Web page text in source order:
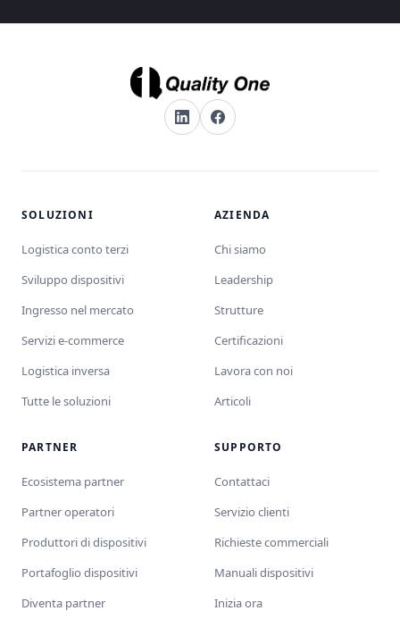
SOLUZIONI
Logistica conto terzi
Sviluppo dispositivi
Ingresso nel mercato
Servizi e-commerce
Logistica inversa
Tutte le soluzioni
AZIENDA
Chi siamo
Leadership
Strutture
Certificazioni
Lavora con noi
Articoli
PARTNER
Ecosistema partner
Partner operatori
Produttori di dispositivi
Portafoglio dispositivi
Diventa partner
SUPPORTO
Contattaci
Servizio clienti
Richieste commerciali
Manuali dispositivi
Inizia ora